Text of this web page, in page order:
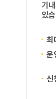
기
있
최
운
신